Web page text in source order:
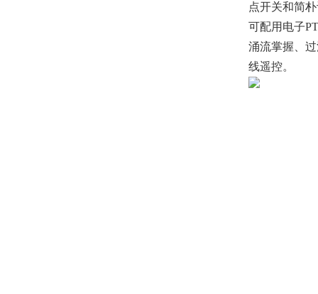
点开关和简
可配用电子
涌流掌握、
线遥控。